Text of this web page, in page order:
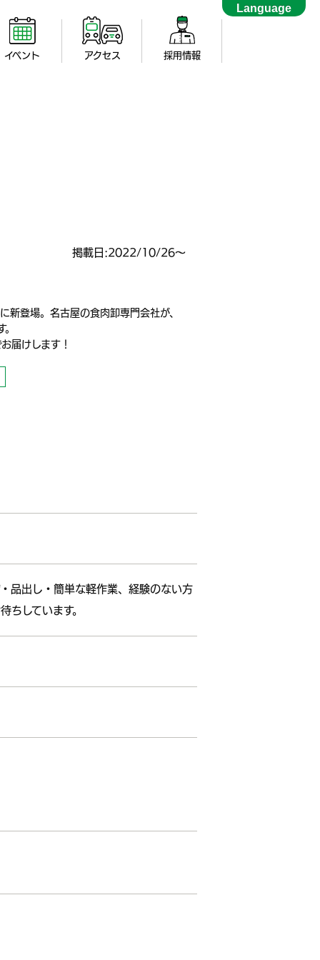
イベント アクセス 採用情報
掲載日:2022/10/26～
登場。名古屋の食肉卸専門会社が、
届けします！
品出し・簡単な軽作業、経験のない方
ちしています。
Language